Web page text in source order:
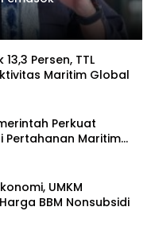
Persen, TTL
Maritim Global
Perkuat
Pertahanan Maritim
UMKM
BBM Nonsubsidi